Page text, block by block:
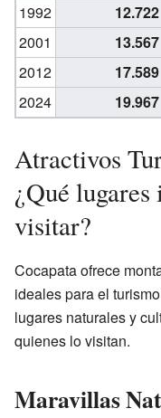
1992
12.722
2001
13.567
2012
17.589
2024
19.967
Atractivos
¿Qué lugares
visitar?
Cocapata ofrece
ideales para el
lugares naturales y
quienes lo visitan.
Maravillas